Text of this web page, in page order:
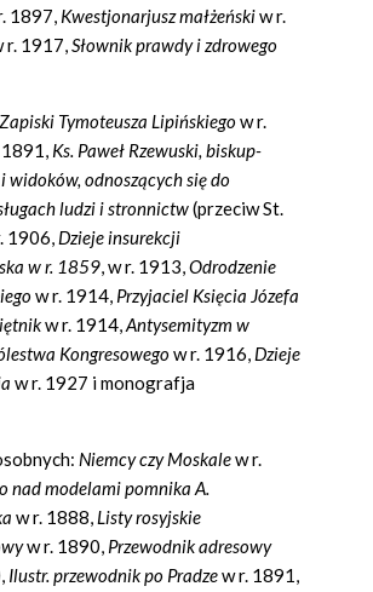
1897, Kwestjonarjusz małżeńskiw r.
r. 1917,Słownik prawdy i zdrowego
Zapiski Tymoteusza Lipińskiegow r.
1891, Ks. Paweł Rzewuski, biskup-
odnoszących się do
ludzi i stronnictw(przeciw St.
1906, Dzieje insurekcji
w r. 1859, w r. 1913,Odrodzenie
w r. 1914, Przyjaciel Księcia Józefa
w r. 1914,Antysemityzm w
Kongresowegow r. 1916, Dzieje
w r. 1927 i monografja
Niemcy czy Moskalew r.
nad modelami pomnika A.
w r. 1888, Listy rosyjskie
w r. 1890, Przewodnik adresowy
Ilustr. przewodnik po Pradzew r. 1891,